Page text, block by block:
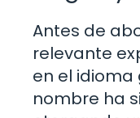
Antes de
relevante
en el idioma
nombre ha